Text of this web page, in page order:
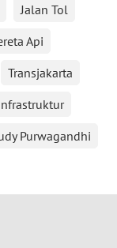
Jalan Tol
Api
Transjakarta
Purwagandhi